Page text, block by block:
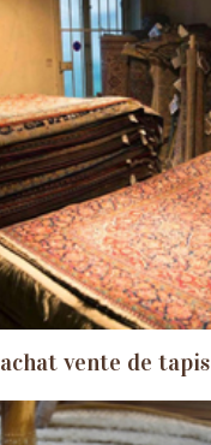
achat vente de tapis